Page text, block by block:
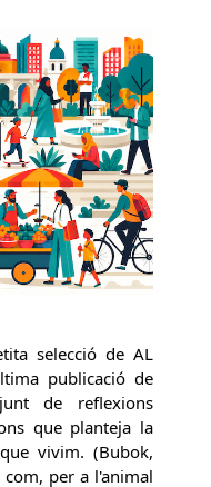
selecció de AL
publicació de
de reflexions
que planteja la
vivim. (Bubok,
per a l'animal